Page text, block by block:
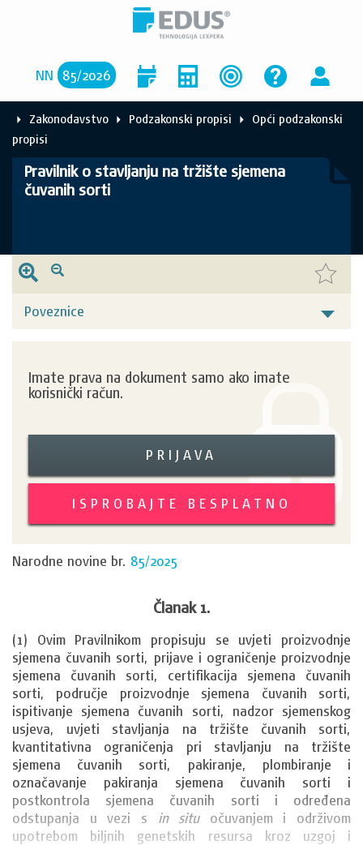
NN 85/2026
Zakonodavstvo Podzakonski propisi
Opći podzakonski
propisi
Pravilnik o stavljanju na tržište sjemena
čuvanih sorti
Poveznice
Imate prava na dokument samo ako imate
korisnički račun.
PRIJAVA
ISPROBAJTE BESPLATNO
Narodne novine br. 85/2025
Članak 1.
(1) Ovim Pravilnikom propisuju se uvjeti proizvodnje
sjemena čuvanih sorti, prijave i ograničenje proizvodnje
sjemena čuvanih sorti, certifikacija sjemena čuvanih
sorti, područje proizvodnje sjemena čuvanih sorti,
ispitivanje sjemena čuvanih sorti, nadzor sjemenskog
usjeva, uvjeti stavljanja na tržište čuvanih sorti,
kvantitativna ograničenja pri stavljanju na tržište
sjemena čuvanih sorti, pakiranje, plombiranje i
označavanje pakiranja sjemena čuvanih sorti i
postkontrola sjemena čuvanih sorti i određena
odstupanja u vezi s in situ očuvanjem i održivom
upotrebom biljnih genetskih resursa kroz uzgoj i